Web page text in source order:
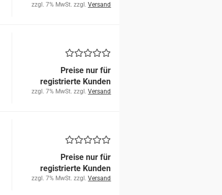
zzgl. 7% MwSt. zzgl.Versand
Preise nur für
registrierte Kunden
zzgl. 7% MwSt. zzgl.Versand
Preise nur für
registrierte Kunden
zzgl. 7% MwSt. zzgl.Versand